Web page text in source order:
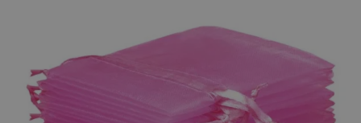
woreczki z organzy
są wielofunkcyjne:
doskonale sprawdzą się nie tylko jako przechowalnia małych
przedmiotów, ale również źródło przyjemnych zapachów -
można w nich schować np. suszone kwiaty czy specjalne
kulki zapachowe, a także wiele innych rzeczy!